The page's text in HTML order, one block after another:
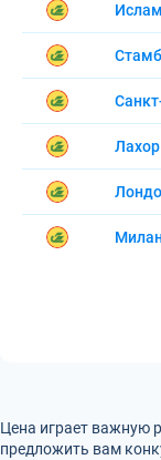
Цена играет важную
предложить вам